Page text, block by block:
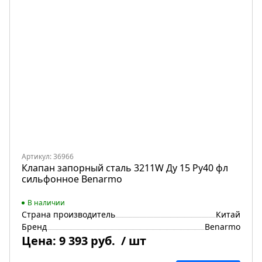
Артикул: 36966
Клапан запорный сталь 3211W Ду 15 Ру40 фл
сильфонное Benarmo
В наличии
Страна производитель
Китай
Бренд
Benarmo
Цена: 9 393 руб. / шт